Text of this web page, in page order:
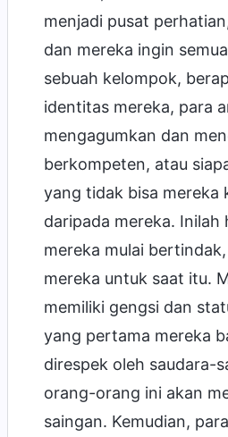
menjadi pusat
dan mereka ingin
sebuah kelompok,
identitas mereka, para
mengagumkan dan
berkompeten, atau
yang tidak bisa mereka
daripada mereka.
mereka mulai
mereka untuk saat itu.
memiliki gengsi dan
yang pertama mereka
direspek oleh saudara-
orang-orang ini akan
saingan. Kemudian,